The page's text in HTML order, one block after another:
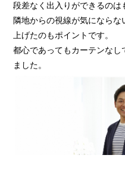
段差なく出入りができるのは
隣地からの視線が気になら
上げたのもポイントです。
都心であってもカーテンな
ました。